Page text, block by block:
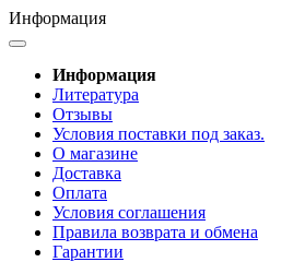
Информация
Информация
Литература
Отзывы
Условия поставки под заказ.
О магазине
Доставка
Оплата
Условия соглашения
Правила возврата и обмена
Гарантии